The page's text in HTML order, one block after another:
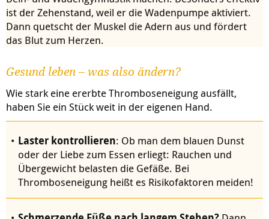
ist der Zehenstand, weil er die Wadenpumpe aktiviert.
Dann quetscht der Muskel die Adern aus und fördert
das Blut zum Herzen.
Gesund leben – was also ändern?
Wie stark eine ererbte Thromboseneigung ausfällt,
haben Sie ein Stück weit in der eigenen Hand.
Laster kontrollieren: Ob man dem blauen Dunst
oder der Liebe zum Essen erliegt: Rauchen und
Übergewicht belasten die Gefäße. Bei
Thromboseneigung heißt es Risikofaktoren meiden!